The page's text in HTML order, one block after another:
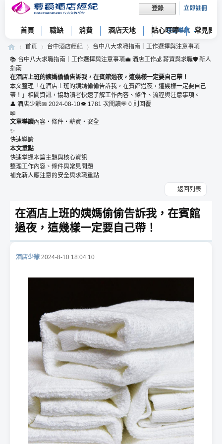
登錄 立即註冊
快捷導航
首頁 職缺 消費 酒店天地 貼心叮嚀 常見問題
尊 »
首頁
›
台中酒店經紀
›
台中八大求職指南｜工作選擇與注意事項
📚 台中八大求職指南｜工作選擇與注意事項💼 酒店工作💰 薪資與求職🛡 新人
指南
在酒店上班的姨媽偷偷告訴我，在賓館過夜，這幾樣一定要自己帶！
本文整理「在酒店上班的姨媽偷偷告訴我，在賓館過夜，這幾樣一定要自己
帶！」相關資訊，協助讀者快速了解工作內容、條件、流程與注意事項。
👤 酒店少爺📅 2024-08-10👁 1781 次閱讀💬 0 則回覆
📖
文章導讀內容・條件・薪資・安全
✨
快速導讀
本文重點
快速掌握本篇主題與核心資訊
整理工作內容、條件與常見問題
補充新人應注意的安全與求職重點
返回列表
在酒店上班的姨媽偷偷告訴我，在賓館
過夜，這幾樣一定要自己帶！
酒店少爺 2024-8-10 18:04:10